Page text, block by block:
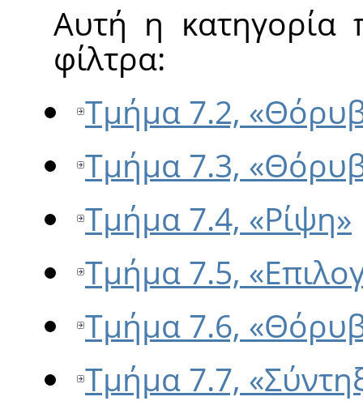
Αυτή η κατηγορία
φίλτρα:
Τμήμα 7.2,
Τμήμα 7.3,
Τμήμα 7.4, «Ρίψη»
Τμήμα 7.5,
Τμήμα 7.6,
Τμήμα 7.7,